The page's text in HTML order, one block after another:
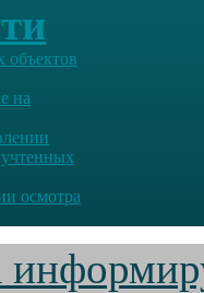
объектов
на
учтенных
осмотра